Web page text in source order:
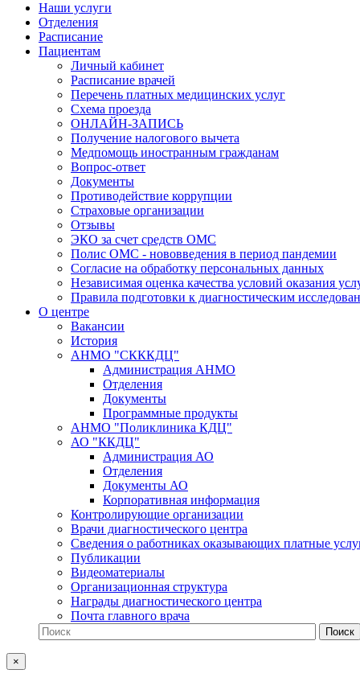
Наши услуги
Отделения
Расписание
Пациентам
Личный кабинет
Расписание врачей
Перечень платных медицинских услуг
Схема проезда
ОНЛАЙН-ЗАПИСЬ
Получение налогового вычета
Медпомощь иностранным гражданам
Вопрос-ответ
Документы
Противодействие коррупции
Страховые организации
Отзывы
ЭКО за счет средств ОМС
Полис ОМС - нововведения в период пандемии
Согласие на обработку персональных данных
Независимая оценка качества условий оказания
Правила подготовки к диагностическим
О центре
Вакансии
История
АНМО "СКККДЦ"
Администрация АНМО
Отделения
Документы
Программные продукты
АНМО "Поликлиника КДЦ"
АО "ККДЦ"
Администрация АО
Отделения
Документы АО
Корпоративная информация
Контролирующие организации
Врачи диагностического центра
Сведения о работниках оказывающих платные
Публикации
Видеоматериалы
Организационная структура
Награды диагностического центра
Почта главного врача
×